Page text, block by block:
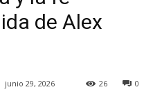
de Alex
junio 29, 2026 0
26